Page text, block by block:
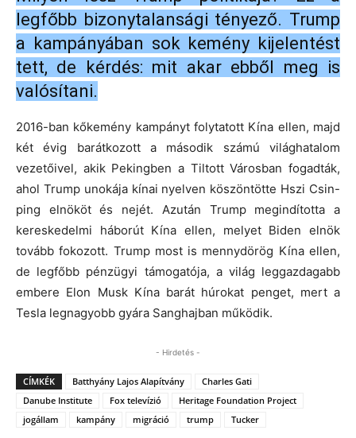
legfőbb bizonytalansági tényező. Trump
a kampányában sok kemény kijelentést
tett, de kérdés: mit akar ebből meg is
valósítani.
2016-ban kőkemény kampányt folytatott Kína ellen, majd
két évig barátkozott a második számú világhatalom
vezetőivel, akik Pekingben a Tiltott Városban fogadták,
ahol Trump unokája kínai nyelven köszöntötte Hszi Csin-
ping elnököt és nejét. Azután Trump megindította a
kereskedelmi háborút Kína ellen, melyet Biden elnök
tovább fokozott. Trump most is mennydörög Kína ellen,
de legfőbb pénzügyi támogatója, a világ leggazdagabb
embere Elon Musk Kína barát húrokat penget, mert a
Tesla legnagyobb gyára Sanghajban működik.
- Hirdetés -
CÍMKÉK Batthyány Lajos Alapítvány
Charles Gati
Danube Institute
Fox televízió
Heritage Foundation Project
jogállam
kampány migráció trump Tucker